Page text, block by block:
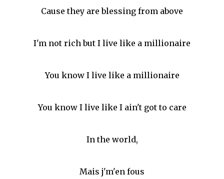
Cause they are blessing from above
I'm not rich but I live like a millionaire
You know I live like a millionaire
You know I live like I ain't got to care
In the world,
Mais j'm'en fous